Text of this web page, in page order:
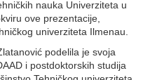
nauka Univerziteta u
ove prezentacije,
univerziteta Ilmenau.
podelila je svoja
i postdoktorskih studija